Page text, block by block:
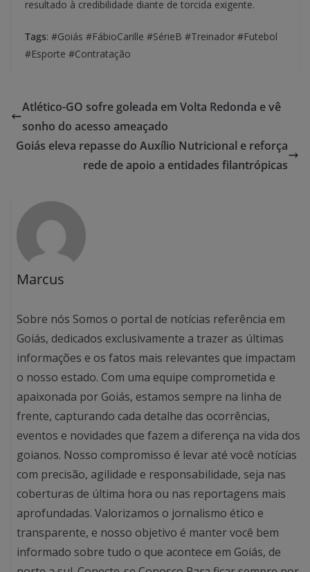
resultado à credibilidade diante de torcida exigente.
Tags: #Goiás #FábioCarille #SérieB #Treinador #Futebol
#Esporte #Contratação
Atlético-GO sofre goleada em Volta Redonda e vê
sonho do acesso ameaçado
Goiás eleva repasse do Auxílio Nutricional e reforça
rede de apoio a entidades filantrópicas
Marcus
Sobre nós Somos o portal de notícias referência em
Goiás, dedicados exclusivamente a trazer as últimas
informações e os fatos mais relevantes que impactam
o nosso estado. Com uma equipe comprometida e
apaixonada por Goiás, estamos sempre na linha de
frente, capturando cada detalhe das ocorrências,
eventos e novidades que fazem a diferença na vida dos
goianos. Nosso compromisso é levar até você notícias
com precisão, agilidade e responsabilidade, seja nas
coberturas de última hora ou nas reportagens mais
aprofundadas. Valorizamos o jornalismo ético e
transparente, e nosso objetivo é manter você bem
informado sobre tudo o que acontece em Goiás, de